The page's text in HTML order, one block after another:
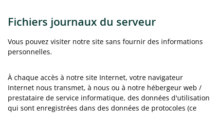
Fichiers journaux du serveur
Vous pouvez visiter notre site sans fournir des informations
personnelles.
À chaque accès à notre site Internet, votre navigateur
Internet nous transmet, à nous ou à notre hébergeur web /
prestataire de service informatique, des données d'utilisation
qui sont enregistrées dans des données de protocoles (ce